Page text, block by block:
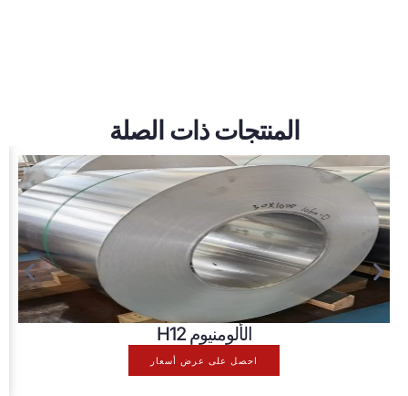
المنتجات ذات الصلة
الألومنيوم H12
احصل على عرض أسعار